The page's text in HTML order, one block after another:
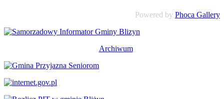
Powered by Phoca Gallery
Archiwum